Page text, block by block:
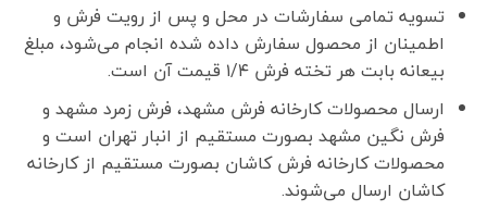
تسویه تمامی سفارشات در محل و پس از رویت فرش و
اطمینان از محصول سفارش داده شده انجام می‌شود، مبلغ
بیعانه بابت هر تخته فرش ۱/۴ قیمت آن است.
ارسال محصولات کارخانه فرش مشهد، فرش زمرد مشهد و
فرش نگین مشهد بصورت مستقیم از انبار تهران است و
محصولات کارخانه فرش کاشان بصورت مستقیم از کارخانه
کاشان ارسال می‌شوند.